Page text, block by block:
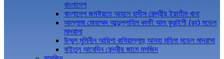
বাংলাদেশ
বাংলাদেশ জমঈয়তে আহলে হাদীস কেন্দ্রীয় ইয়াতীম খানা
আল্লামা মোহাম্মদ আব্দুল্লাহিল কাফী আল কুরাইশী (রহ) মডেল
মাদরাসা
উম্মুল মুমিনীন আয়িশা রাযিয়াল্লাহু আনহা মহিলা মডেল মাদরাসা
বাইতুল আবেদিন কেন্দ্রীয় জামে মসজিদ